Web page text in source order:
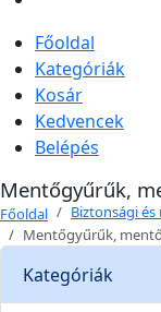
Főoldal
Kategóriák
Kosár
Kedvencek
Belépés
Mentőgyűrűk,
Főoldal
Biztonsági
Mentőgyűrűk,
Kategóriák